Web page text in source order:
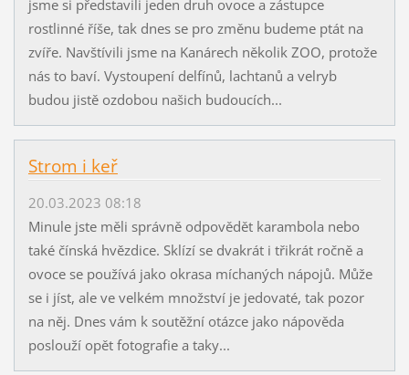
jsme si představili jeden druh ovoce a zástupce
rostlinné říše, tak dnes se pro změnu budeme ptát na
zvíře. Navštívili jsme na Kanárech několik ZOO, protože
nás to baví. Vystoupení delfínů, lachtanů a velryb
budou jistě ozdobou našich budoucích...
Strom i keř
20.03.2023 08:18
Minule jste měli správně odpovědět karambola nebo
také čínská hvězdice. Sklízí se dvakrát i třikrát ročně a
ovoce se používá jako okrasa míchaných nápojů. Může
se i jíst, ale ve velkém množství je jedovaté, tak pozor
na něj. Dnes vám k soutěžní otázce jako nápověda
poslouží opět fotografie a taky...